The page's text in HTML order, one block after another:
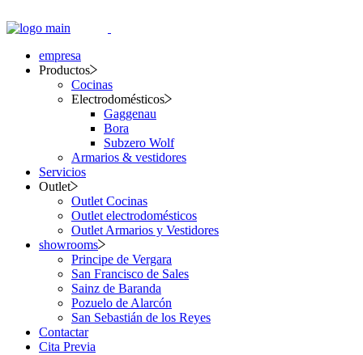
empresa
Productos
Cocinas
Electrodomésticos
Gaggenau
Bora
Subzero Wolf
Armarios & vestidores
Servicios
Outlet
Outlet Cocinas
Outlet electrodomésticos
Outlet Armarios y Vestidores
showrooms
Principe de Vergara
San Francisco de Sales
Sainz de Baranda
Pozuelo de Alarcón
San Sebastián de los Reyes
Contactar
Cita Previa